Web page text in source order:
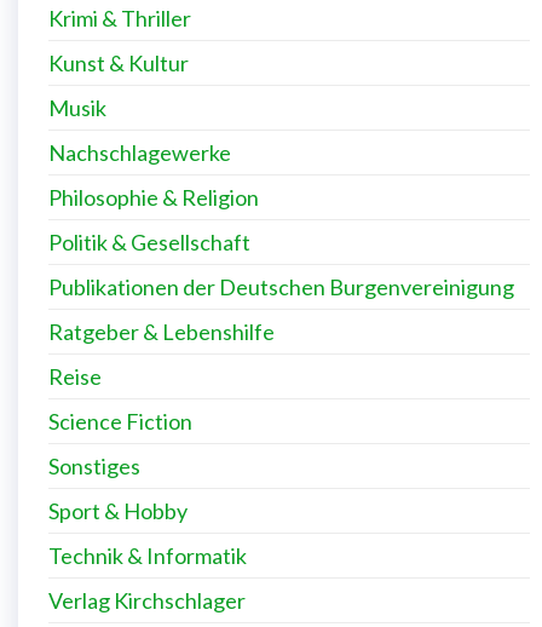
Krimi & Thriller
Kunst & Kultur
Musik
Nachschlagewerke
Philosophie & Religion
Politik & Gesellschaft
Publikationen der Deutschen Burgenvereinigung
Ratgeber & Lebenshilfe
Reise
Science Fiction
Sonstiges
Sport & Hobby
Technik & Informatik
Verlag Kirchschlager